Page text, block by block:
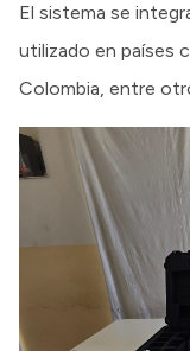
El sistema se
utilizado en países
Colombia, entre